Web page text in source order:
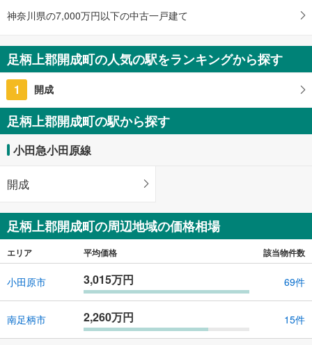
神奈川県の7,000万円以下の中古一戸建て
足柄上郡開成町の人気の駅をランキングから探す
1 開成
足柄上郡開成町の駅から探す
小田急小田原線
開成
足柄上郡開成町の周辺地域の価格相場
エリア 平均価格 該当物件数
小田原市 3,015万円 69件
南足柄市 2,260万円 15件